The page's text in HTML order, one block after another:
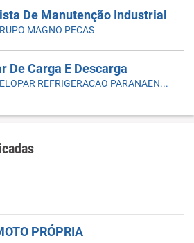
De Manutenção Industrial
MAGNO PECAS
De Carga E Descarga
GELOPAR REFRIGERACAO PARANAENSE
PRÓPRIA